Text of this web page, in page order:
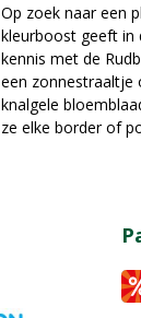
Op zoek naar een
kleurboost geeft in
kennis met de
een zonnestraaltje
knalgele
ze elke border of